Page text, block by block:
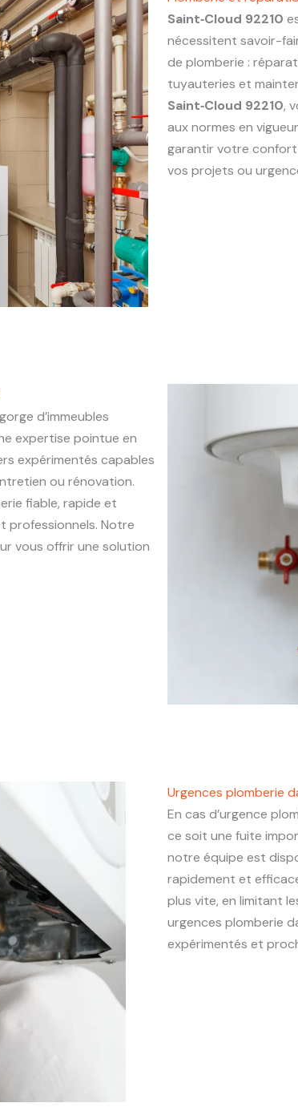
Saint‑Cloud 92210
nécessitent savoir-
de plomberie :
tuyauteries et
Saint‑Cloud 92210,
aux normes en
garantir votre confort
vos projets ou
d’immeubles
expertise pointue en
expérimentés capables
ou rénovation.
fiable, rapide et
professionnels. Notre
vous offrir une solution
Urgences plomberie
En cas d’urgence
ce soit une fuite
notre équipe est
rapidement et
plus vite, en limitant
urgences plomberie
expérimentés et